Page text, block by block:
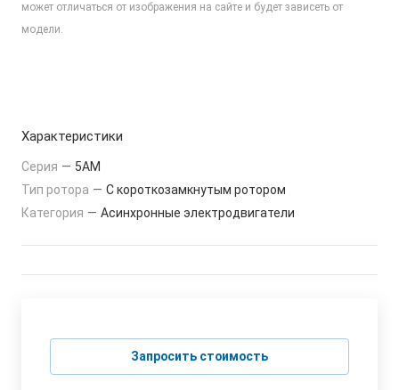
может отличаться от изображения на сайте и будет зависеть от
модели.
Характеристики
Серия — 5АМ
Тип ротора — С короткозамкнутым ротором
Категория — Асинхронные электродвигатели
Запросить стоимость